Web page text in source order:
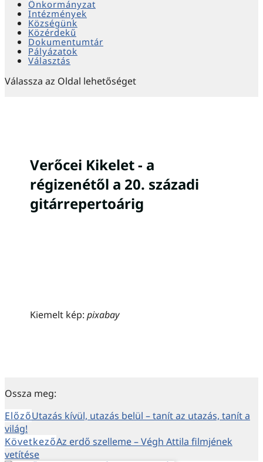
Önkormányzat
Intézmények
Községünk
Közérdekű
Dokumentumtár
Pályázatok
Választás
Válassza az Oldal lehetőséget
Verőcei Kikelet - a
régizenétől a 20. századi
gitárrepertoárig
Kiemelt kép:pixabay
Ossza meg:
ElőzőUtazás kívül, utazás belül – tanít az utazás, tanít a
világ!
KövetkezőAz erdő szelleme – Végh Attila filmjének
vetítése